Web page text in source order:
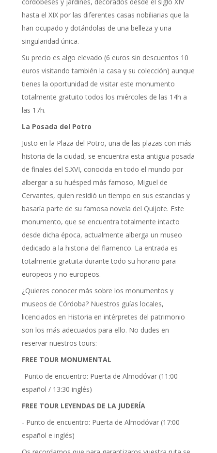
hasta el XIX por las diferentes casas nobiliarias que la
han ocupado y dotándolas de una belleza y una
singularidad única.
Su precio es algo elevado (6 euros sin descuentos 10
euros visitando también la casa y su colección) aunque
tienes la oportunidad de visitar este monumento
totalmente gratuito todos los miércoles de las 14h a
las 17h.
La Posada del Potro
Justo en la Plaza del Potro, una de las plazas con más
historia de la ciudad, se encuentra esta antigua posada
de finales del S.XVI, conocida en todo el mundo por
albergar a su huésped más famoso, Miguel de
Cervantes, quien residió un tiempo en sus estancias y
basaría parte de su famosa novela del Quijote. Este
monumento, que se encuentra totalmente intacto
desde dicha época, actualmente alberga un museo
dedicado a la historia del flamenco. La entrada es
totalmente gratuita durante todo su horario para
europeos y no europeos.
¿Quieres conocer más sobre los monumentos y
museos de Córdoba? Nuestros guías locales,
licenciados en Historia en intérpretes del patrimonio
son los más adecuados para ello. No dudes en
reservar nuestros tours:
FREE TOUR MONUMENTAL
-Punto de encuentro: Puerta de Almodóvar (11:00
español / 13:30 inglés)
FREE TOUR LEYENDAS DE LA JUDERÍA
- Punto de encuentro: Puerta de Almodóvar (17:00
español e inglés)